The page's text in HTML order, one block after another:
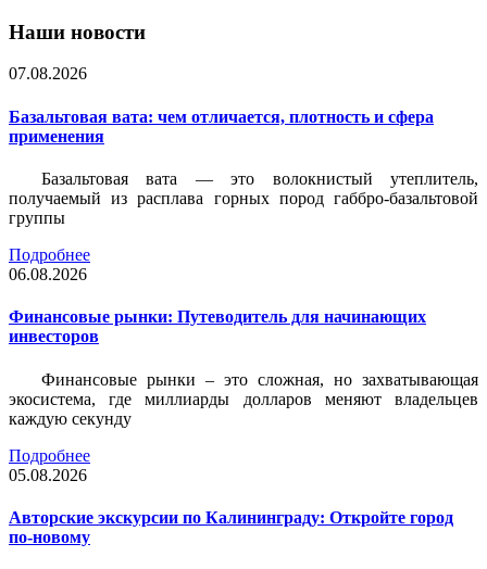
Наши новости
07.08.2026
Базальтовая вата: чем отличается, плотность и сфера
применения
Базальтовая вата — это волокнистый утеплитель,
получаемый из расплава горных пород габбро-базальтовой
группы
Подробнее
06.08.2026
Финансовые рынки: Путеводитель для начинающих
инвесторов
Финансовые рынки – это сложная, но захватывающая
экосистема, где миллиарды долларов меняют владельцев
каждую секунду
Подробнее
05.08.2026
Авторские экскурсии по Калининграду: Откройте город
по-новому